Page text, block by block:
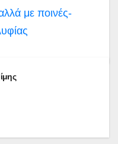
με ποινές-